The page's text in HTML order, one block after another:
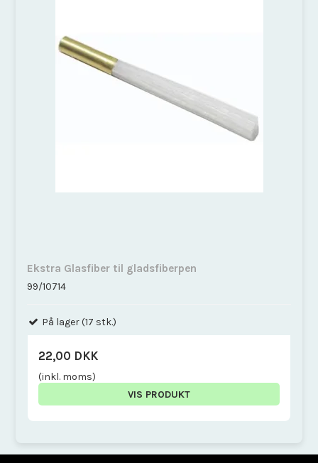
Ekstra Glasfiber til gladsfiberpen
99/10714
På lager (17 stk.)
22,00 DKK
(inkl. moms)
VIS PRODUKT